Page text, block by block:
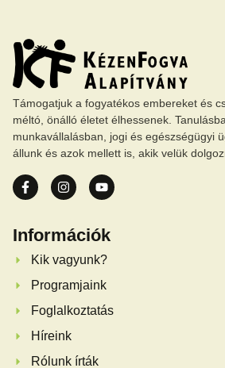
Támogatjuk a fogyatékos embereket és
méltó, önálló életet élhessenek.
munkavállalásban, jogi és egészségügyi
állunk és azok mellett is, akik velük
Információk
Kik vagyunk?
Programjaink
Foglalkoztatás
Híreink
Rólunk írták